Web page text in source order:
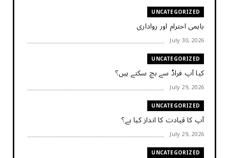
UNCATEGORIZED
باہمی احترام اور رواداری
July 30, 2026
UNCATEGORIZED
کیا آپ فراڈ سے بچ سکتے ہیں؟
July 29, 2026
UNCATEGORIZED
آپ کا قیادت کا انداز کیا ہے؟
July 29, 2026
UNCATEGORIZED